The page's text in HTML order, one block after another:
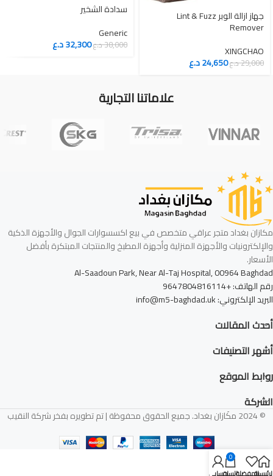
جهاز ازالة الوبر Lint & Fuzz
Remover
XINGCHAO
29,000د.ع24,650د.ع
سدادة الشخير
Generic
38,000د.ع32,300د.ع
علاماتنا التجارية
مكازان بغداد متجر عراقي متخصص في بيع اكسسوارات الجوال والأجهزة الذكية
والإلكترونيات والأجهزة المنزلية وأجهزة المطبخ والمنتجات المبتكرة بأفضل
الأسعار.
Al-Saadoun Park, Near Al-Taj Hospital, 00964 Baghdad
رقم الهاتف: +9647804816114
البريد الإلكتروني: info@m5-baghdad.uk
أحدث المقالات
أشهر التصنيفات
روابط الموقع
الشركة
© 2024 مكَازان بغداد. جميع الحقوق محفوظة | تم تطويره بفخر شركة النقيب
المفضلة
0
السلةحسابي